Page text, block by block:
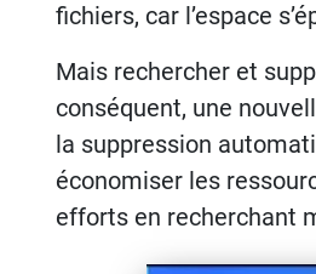
fichiers, car l’espace
Mais rechercher et
conséquent, une
la suppression
économiser les
efforts en recherchant